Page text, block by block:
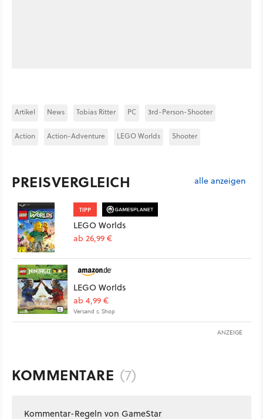
Artikel News Tobias Ritter PC 3rd-Person-Shooter
Action Action-Adventure LEGO Worlds Shooter
PREISVERGLEICH alle anzeigen
TIPP
LEGO Worlds
ab 26,99 €
LEGO Worlds
ab 4,99 €
Versand s. Shop
ANZEIGE
KOMMENTARE (7)
Kommentar-Regeln von GameStar